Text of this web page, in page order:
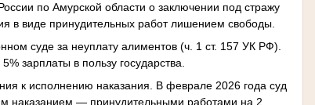
по Амурской области о заключении под стражу
в виде принудительных работ лишением свободы.
суде за неуплату алиментов (ч. 1 ст. 157 УК РФ).
зарплаты в пользу государства.
к исполнению наказания. В феврале 2026 года суд
наказанием — принудительными работами на 2